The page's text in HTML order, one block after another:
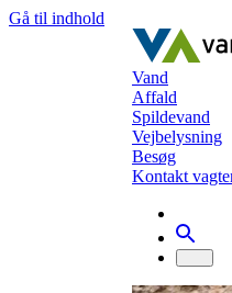
Gå til indhold
Vand
Affald
Spildevand
Vejbelysning
Besøg
Kontakt